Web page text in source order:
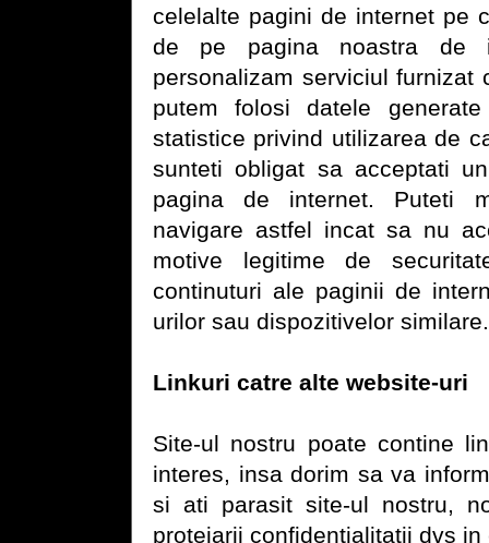
celelalte pagini de internet pe
de pe pagina noastra de
personalizam serviciul furnizat
putem folosi datele
statistice privind utilizarea de
sunteti obligat sa acceptati
pagina de internet. Puteti
navigare astfel incat sa nu
motive legitime de
continuturi ale paginii de
urilor sau dispozitivelor
Linkuri catre alte website-uri
Site-ul nostru poate contine
interes, insa dorim sa va
si ati parasit site-ul nostru,
protejarii confidentialitatii dvs